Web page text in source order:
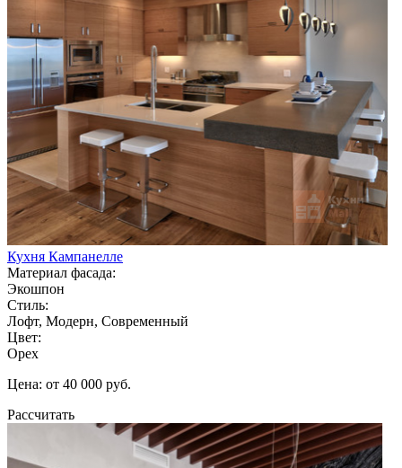
Кухня Кампанелле
Материал фасада:
Экошпон
Стиль:
Лофт, Модерн, Современный
Цвет:
Орех
Цена: от 40 000 руб.
Рассчитать